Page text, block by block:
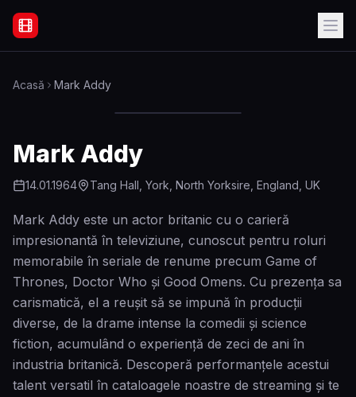
Filme Online Subtitrate - Acasă
Acasă Mark Addy
Mark Addy
14.01.1964 Tang Hall, York, North Yorksire, England, UK
Mark Addy este un actor britanic cu o carieră
impresionantă în televiziune, cunoscut pentru roluri
memorabile în seriale de renume precum Game of
Thrones, Doctor Who și Good Omens. Cu prezența sa
carismatică, el a reușit să se impună în producții
diverse, de la drame intense la comedii și science
fiction, acumulând o experiență de zeci de ani în
industria britanică. Descoperă performanțele acestui
talent versatil în cataloagele noastre de streaming și te